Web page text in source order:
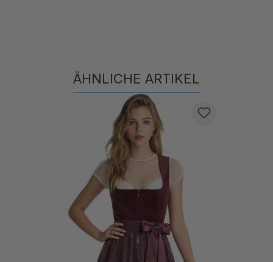
Produktgalerie überspringen